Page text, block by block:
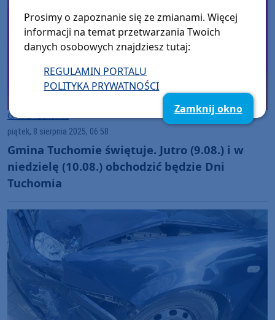
Gmina Tuchomie
piątek, 8 sierpnia 2025, 06:58
Gmina Tuchomie świętuje. Jutro (9.08.) i w
niedzielę (10.08.) obchodzić będzie Dni
Tuchomia
Prosimy o zapoznanie się ze zmianami. Więcej
informacji na temat przetwarzania Twoich
danych osobowych znajdziesz tutaj:
REGULAMIN PORTALU
POLITYKA PRYWATNOŚCI
Zamknij okno